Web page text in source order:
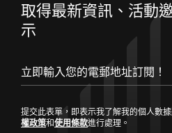
取得最新資訊、活動
示
提交此表單，即表示我了解我的個人數
權政策和使用條款進行處理。